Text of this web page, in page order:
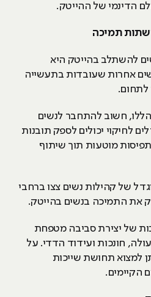
הדינמי של ההייטק.
תמיכה
להשתלב בהייטק היא
אחרות שעובדות בתעשייה
לתחום.
חשוב להתחבר לנשים
לחיקוי יכולים לספק תובנות
מוטעות תוך שיתוף
של קהילות נשים צצו ברחבי
את התמיכה בנשים בהייטק.
של יצירת סביבה מטפחת
חונכות ועידוד הדדי. על
למצוא תחושת שייכות
הקיימים.